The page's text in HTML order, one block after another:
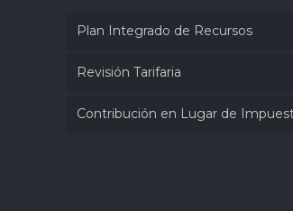
Plan Integrado de Recursos
Revisión Tarifaria
Contribución en Lugar de